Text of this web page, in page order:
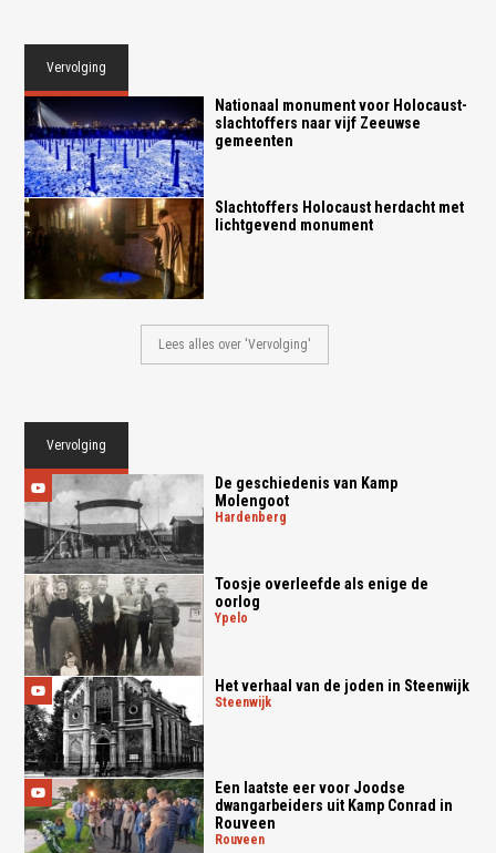
Vervolging
Nationaal monument voor Holocaust-
slachtoffers naar vijf Zeeuwse
gemeenten
Slachtoffers Holocaust herdacht met
lichtgevend monument
Lees alles over 'Vervolging'
Vervolging
De geschiedenis van Kamp
Molengoot
hardenberg
Toosje overleefde als enige de
oorlog
ypelo
Het verhaal van de joden in Steenwijk
steenwijk
Een laatste eer voor Joodse
dwangarbeiders uit Kamp Conrad in
Rouveen
rouveen